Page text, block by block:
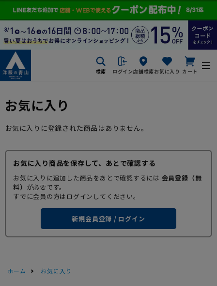
検索 ログイン店舗検索お気に入り カート
お気に入り
お気に入りに登録された商品はありません。
お気に入り商品を保存して、あとで確認する
お気に入りに追加した商品をあとで確認するには 会員登録（無
料） が必要です。
すでに会員の方はログインしてください。
新規会員登録 / ログイン
ホーム お気に入り